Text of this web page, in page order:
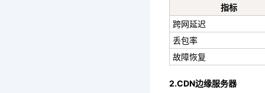
指标
跨网延迟
丢包率
故障恢复
2.CDN边缘服务器